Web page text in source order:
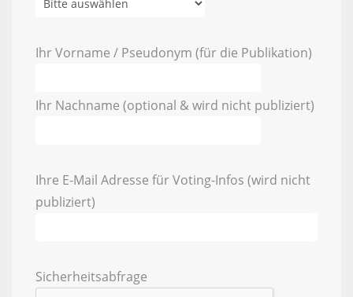
Ihr Vorname / Pseudonym (für die Publikation)
Ihr Nachname (optional & wird nicht publiziert)
Ihre E-Mail Adresse für Voting-Infos (wird nicht
publiziert)
Sicherheitsabfrage